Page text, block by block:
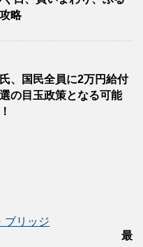
略
、国民全員に2万円給付
の目玉政策となる可能
ブリッジ
最